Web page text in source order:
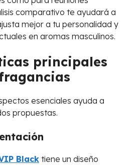
comparativo te ayudará a
mejor a tu personalidad y
en aromas masculinos.
principales
esenciales ayuda a
propuestas.
Black tiene un diseño